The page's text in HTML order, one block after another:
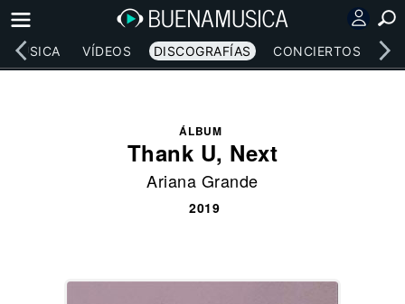
MÚSICA VÍDEOS DISCOGRAFÍAS CONCIERTOS
ÁLBUM
Thank U, Next
Ariana Grande
2019